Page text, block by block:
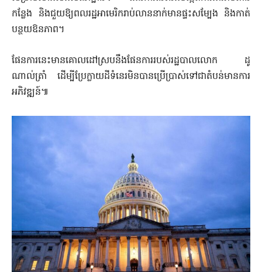
កន្លែង និងជួយឱ្យពលរដ្ឋអាមេរិករាប់លាននាក់មានផ្ទះសម្បែង និងកាត់
បន្ថយឱនភាព។
ផែនការនេះមានគោលដៅស្របនឹងផែនការរបស់រដ្ឋបាលលោក ដូ
ណាល់ត្រាំ ដើម្បីប្រែក្លាយដីទំនេរមិនបានប្រើប្រាស់ទៅជាតំបន់មានការ
អភិវឌ្ឍន៍៕